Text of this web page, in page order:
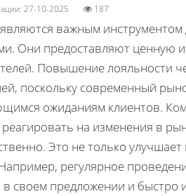
27-10-2025 187
важным инструментом
Они предоставляют ценную
Повышение лояльности
поскольку современный
ожиданиям клиентов.
на изменения в
Это не только
регулярное
своем предложении и быстро